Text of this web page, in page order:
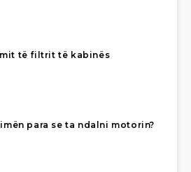
të filtrit të kabinës
para se ta ndalni motorin?